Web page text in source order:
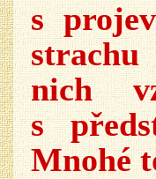
s
nich
s
Mnohé